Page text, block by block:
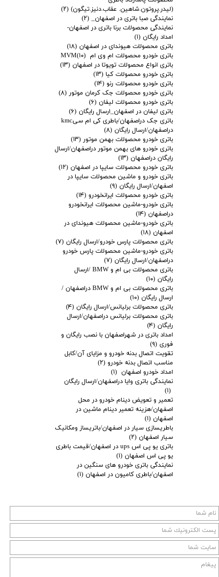
(لیدر.پروتون.شاهین. عقاب.دنیز.تیگون) (۲)
نمایندگی صبا باتری در اصفهان_ (۲)
نمایندگی محصولات برنا باتری در اصفهان-
امداد رایگان (۱)
باتری محصولات هیوندای در اصفهان (۱۸)
باتری خودرو محصولات ام وی ام MVM (۱۰)
باتری انواع محصولات تویوتا در اصفهان (۱۳)
باتری خودرو محصولات کیا (۱۳)
باتری خودرو محصولات رنو (۱۴)
باتری خودرو محصولات جک کرمان موتور (۸)
باتری خودرو محصولات لیفان (۶)
باتری لیفان در اصفهان_ارسال رایگان (۶)
باتری جک دراصفهان/باطری کی ام سیkmc
دراصفهان/ارسال رایگان (۸)
باتری خودرو محصولات بهمن موتور (۱۳)
باتری خودرو های بهمن موتور دراصفهان/ارسال
رایگان دراصفهان (۱۳)
باتری خودرو محصولات سایپا در اصفهان (۱۲)
باتری خودرو و ماشین محصولات سایپا در
اصفهان/ارسال رایگان (۹)
باتری خودرو محصولات ایرانخودرو (۱۴)
باتری خودرو-ماشین محصولات ایرانخودرو
دراصفهان (۱۴)
باتری خودرو-ماشین محصولات هیوندای در
اصفهان (۱۸)
باتری محصولات پارس خودرو/ارسال رایگان (۷)
باتری خودرو-ماشین محصولات پارس خودرو
دراصفهان/ارسال رایگان (۷)
باتری محصولات بی ام و BMW /ارسال
رایگان (۱۰)
باتری محصولات بی ام و BMW دراصفهان /
ارسال رایگان (۱۰)
باتری محصولات برلیانس/ارسال رایگان (۴)
باتری محصولات برلیانس دراصفهان/ارسال
رایگان (۴)
امداد باتری در شهراصفهان با نصب رایگان و
فوری (۹)
تقویت اتصال بدنه خودرو و مزایای آن/کابل
مناسب اتصال بدنه خودرو (۲)
امداد خودرو اصفهان (۱)
نمایندگی باتری وایا دراصفهان/ارسال رایگان
(۱)
تعمیر و تعویض دینام خودرو در محل
اصفهان/هزینه تعمیر دینام ماشین در
اصفهان (۱)
باطریسازی سیار در اصفهان/باتریساز ومکانیک
سیار اصفهان (۲)
باتری یو پی اس ups در اصفهان/قیمت باطری
یو پی اس اصفهان (۱)
نمایندگی باتری خودرو های سنگین در
اصفهان/باطری کامیون در اصفهان (۱)